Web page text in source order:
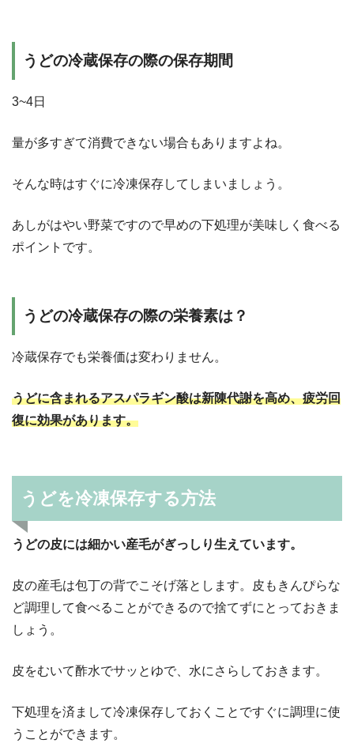
うどの冷蔵保存の際の保存期間
3~4日
量が多すぎて消費できない場合もありますよね。
そんな時はすぐに冷凍保存してしまいましょう。
あしがはやい野菜ですので早めの下処理が美味しく食べる
ポイントです。
うどの冷蔵保存の際の栄養素は？
冷蔵保存でも栄養価は変わりません。
うどに含まれるアスパラギン酸は新陳代謝を高め、疲労回
復に効果があります。
うどを冷凍保存する方法
うどの皮には細かい産毛がぎっしり生えています。
皮の産毛は包丁の背でこそげ落とします。皮もきんぴらな
ど調理して食べることができるので捨てずにとっておきま
しょう。
皮をむいて酢水でサッとゆで、水にさらしておきます。
下処理を済まして冷凍保存しておくことですぐに調理に使
うことができます。